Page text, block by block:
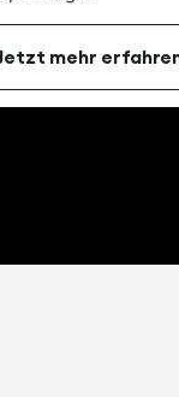
mehr